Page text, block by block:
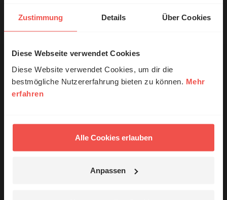
Zustimmung Details Über Cookies
Diese Webseite verwendet Cookies
Diese Website verwendet Cookies, um dir die
bestmögliche Nutzererfahrung bieten zu können. Mehr
erfahren
Alle Cookies erlauben
Anpassen
Nutzungsrechte
Ihr Kommentar
© Ruth Schneider / ERF